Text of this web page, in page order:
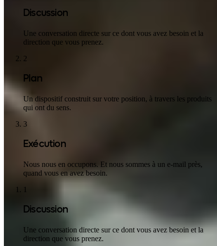
Discussion
Une conversation directe sur ce dont vous avez besoin et la
direction que vous prenez.
2
Plan
Un dispositif construit sur votre position, à travers les produits
qui ont du sens.
3
Exécution
Nous nous en occupons. Et nous sommes à un e-mail près,
quand vous en avez besoin.
1
Discussion
Une conversation directe sur ce dont vous avez besoin et la
direction que vous prenez.